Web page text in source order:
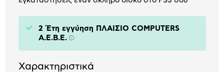
2 Έτη εγγύηση ΠΛΑΙΣΙΟ COMPUTERS
A.E.B.E. Πληροφορίες
Χαρακτηριστικά